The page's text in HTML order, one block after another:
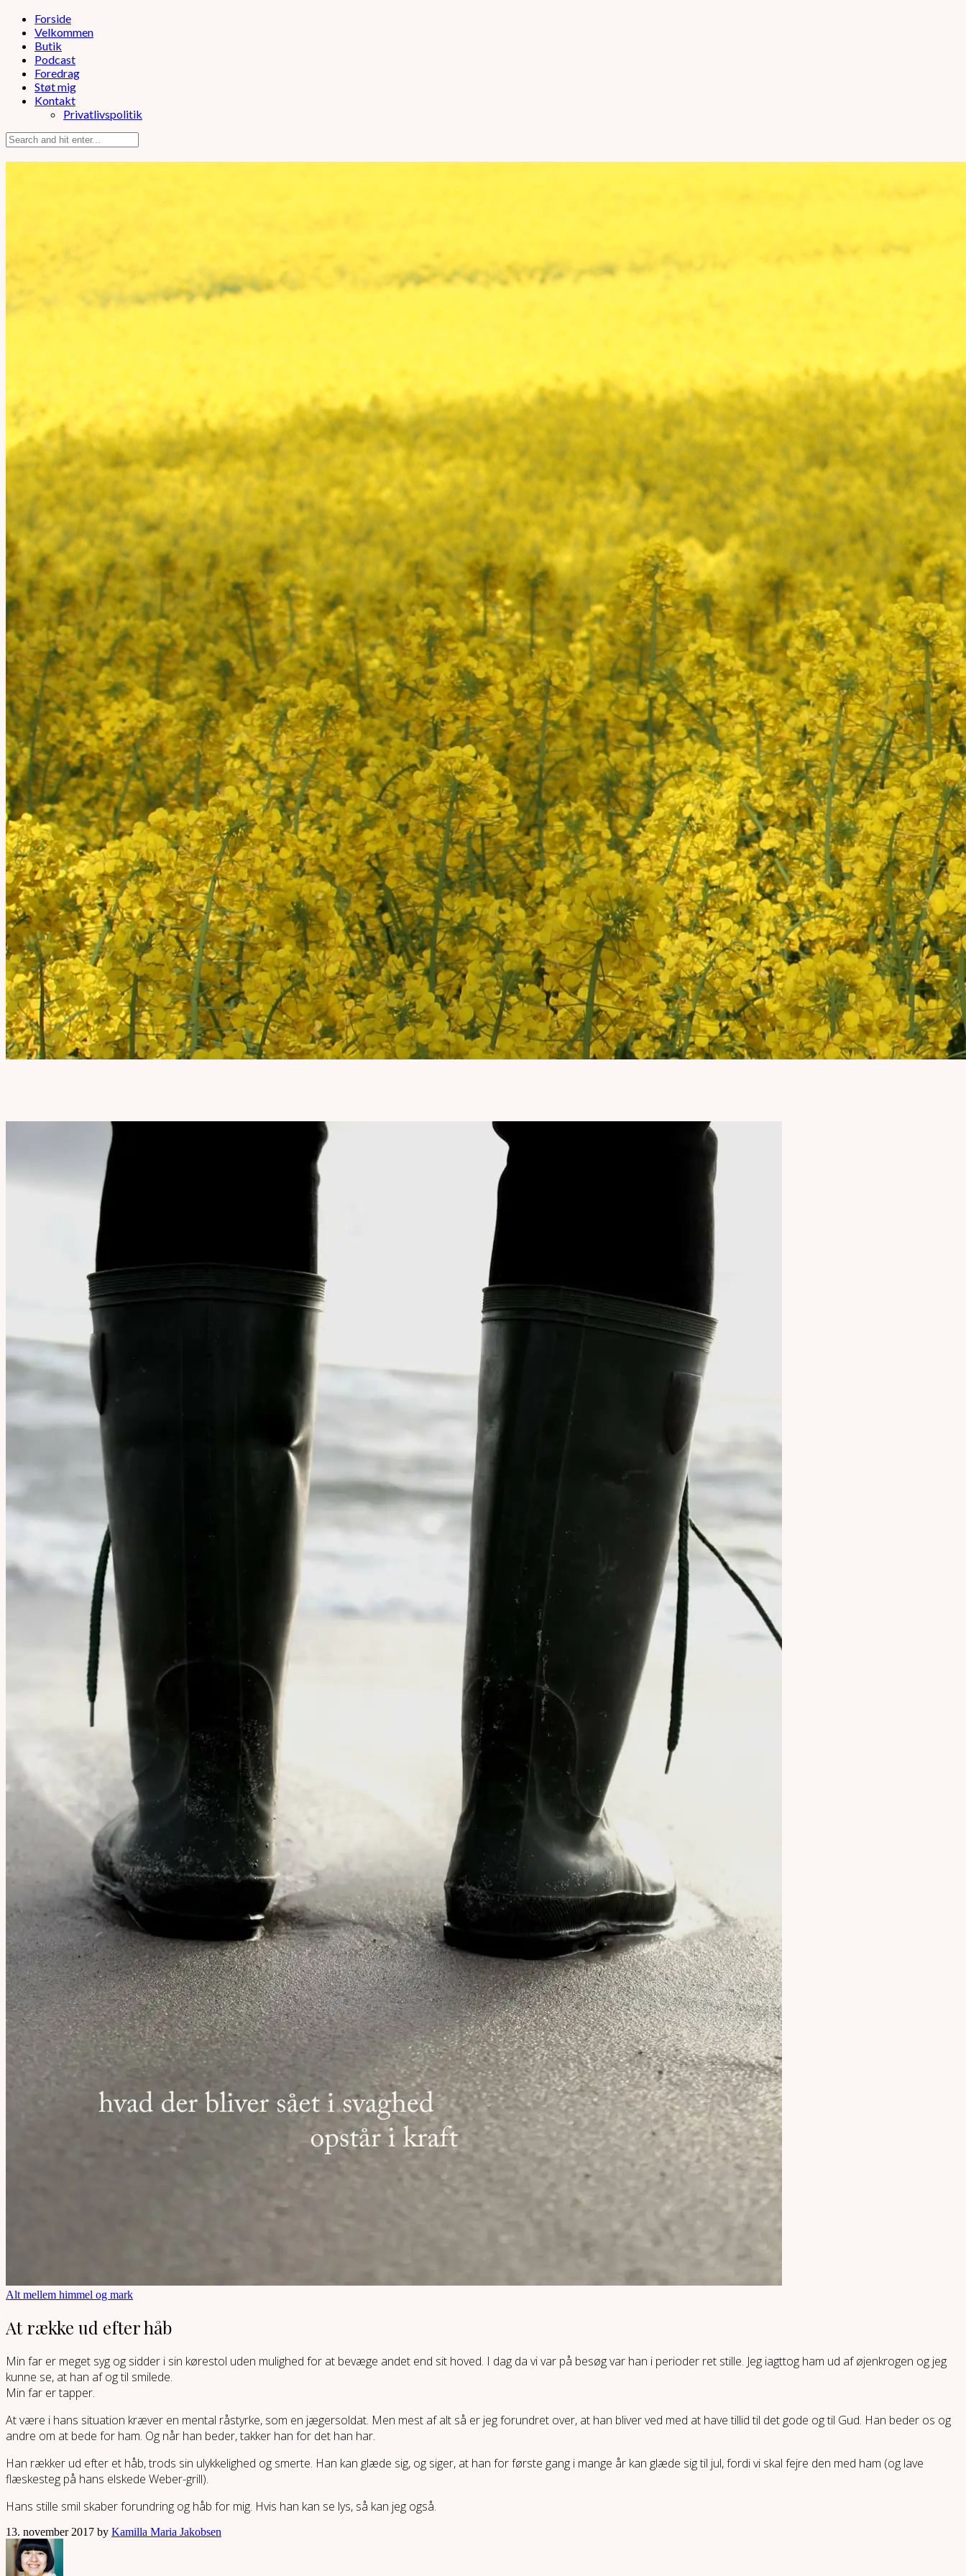
Forside
Velkommen
Butik
Podcast
Foredrag
Støt mig
Kontakt
Privatlivspolitik
Alt mellem himmel og mark
At række ud efter håb
Min far er meget syg og sidder i sin kørestol uden mulighed for at bevæge andet end sit hoved. I dag da vi var på besøg var han i perioder ret stille. Jeg iagttog ham ud af øjenkrogen og jeg
kunne se, at han af og til smilede.
Min far er tapper.
At være i hans situation kræver en mental råstyrke, som en jægersoldat. Men mest af alt så er jeg forundret over, at han bliver ved med at have tillid til det gode og til Gud. Han beder os og
andre om at bede for ham. Og når han beder, takker han for det han har.
Han rækker ud efter et håb, trods sin ulykkelighed og smerte. Han kan glæde sig, og siger, at han for første gang i mange år kan glæde sig til jul, fordi vi skal fejre den med ham (og lave
flæskesteg på hans elskede Weber-grill).
Hans stille smil skaber forundring og håb for mig. Hvis han kan se lys, så kan jeg også.
13. november 2017 by Kamilla Maria Jakobsen